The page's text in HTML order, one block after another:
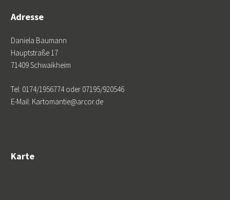
Adresse
Daniela Baumann
Hauptstraße 17
71409 Schwaikheim
Tel: 0174/1956774 oder 07195/920546
E-Mail: Kartomantie@arcor.de
Karte